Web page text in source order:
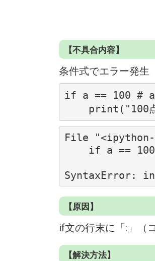
【不具合内容】
条件式でエラー発生
if a == 100 # a
File
SyntaxError:
【原因】
if文の行末に「:」（
【解決方法】